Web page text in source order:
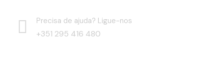
Precisa de ajuda? Ligue-nos
+351 295 416 480